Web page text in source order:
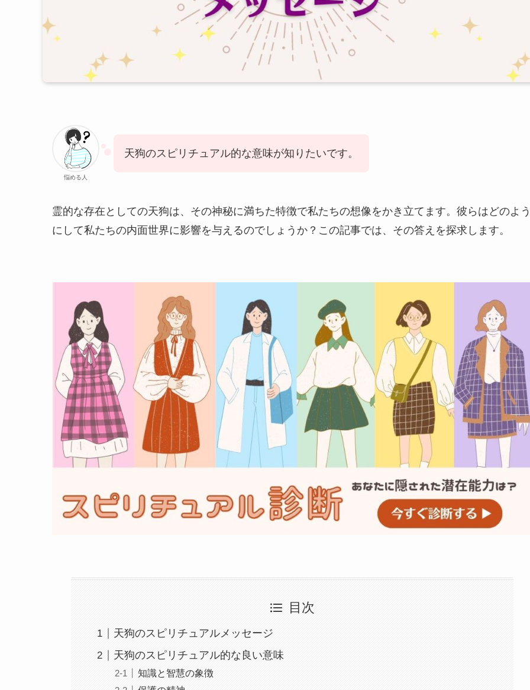
悩める人
天狗のスピリチュアル的な意味が知りたいです。
霊的な存在としての天狗は、その神秘に満ちた特徴で私たちの想像をかき立てます。彼らはどのよ
にして私たちの内面世界に影響を与えるのでしょうか？この記事では、その答えを探求します。
目次
天狗のスピリチュアルメッセージ
天狗のスピリチュアル的な良い意味
知識と智慧の象徴